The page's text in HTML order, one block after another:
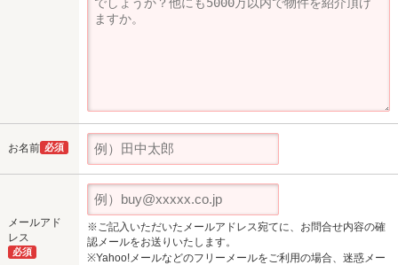
お名前 必須
メールアド
レス
必須
※ご記入いただいたメールアドレス宛てに、お問合せ内容の確
認メールをお送りいたします。
※Yahoo!メールなどのフリーメールをご利用の場合、迷惑メー